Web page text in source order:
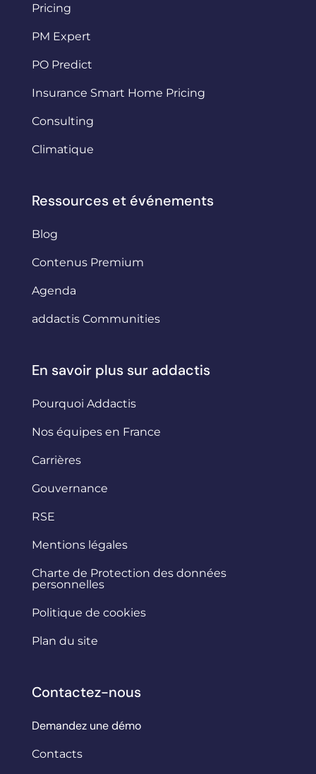
Pricing
PM Expert
PO Predict
Insurance Smart Home Pricing
Consulting
Climatique
Ressources et événements
Blog
Contenus Premium
Agenda
addactis Communities
En savoir plus sur addactis
Pourquoi Addactis
Nos équipes en France
Carrières
Gouvernance
RSE
Mentions légales
Charte de Protection des données
personnelles
Politique de cookies
Plan du site
Contactez-nous
Demandez une démo
Contacts